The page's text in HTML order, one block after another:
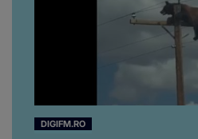
DIGIFM.RO